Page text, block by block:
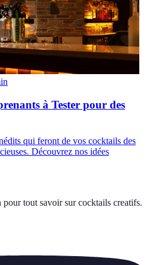
à Tester pour des
qui feront de vos cocktails des
Découvrez nos idées
pour tout savoir sur cocktails creatifs.